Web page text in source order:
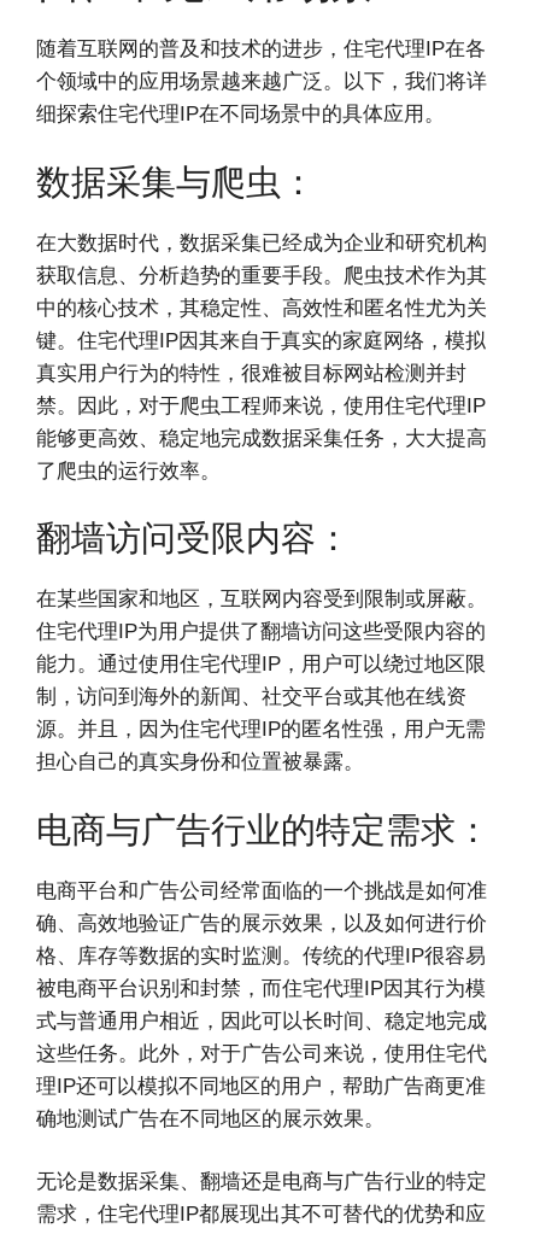
随着互联网的普及和技术的进步，住宅代理IP在各
个领域中的应用场景越来越广泛。以下，我们将详
细探索住宅代理IP在不同场景中的具体应用。
数据采集与爬虫：
在大数据时代，数据采集已经成为企业和研究机构
获取信息、分析趋势的重要手段。爬虫技术作为其
中的核心技术，其稳定性、高效性和匿名性尤为关
键。住宅代理IP因其来自于真实的家庭网络，模拟
真实用户行为的特性，很难被目标网站检测并封
禁。因此，对于爬虫工程师来说，使用住宅代理IP
能够更高效、稳定地完成数据采集任务，大大提高
了爬虫的运行效率。
翻墙访问受限内容：
在某些国家和地区，互联网内容受到限制或屏蔽。
住宅代理IP为用户提供了翻墙访问这些受限内容的
能力。通过使用住宅代理IP，用户可以绕过地区限
制，访问到海外的新闻、社交平台或其他在线资
源。并且，因为住宅代理IP的匿名性强，用户无需
担心自己的真实身份和位置被暴露。
电商与广告行业的特定需求：
电商平台和广告公司经常面临的一个挑战是如何准
确、高效地验证广告的展示效果，以及如何进行价
格、库存等数据的实时监测。传统的代理IP很容易
被电商平台识别和封禁，而住宅代理IP因其行为模
式与普通用户相近，因此可以长时间、稳定地完成
这些任务。此外，对于广告公司来说，使用住宅代
理IP还可以模拟不同地区的用户，帮助广告商更准
确地测试广告在不同地区的展示效果。
无论是数据采集、翻墙还是电商与广告行业的特定
需求，住宅代理IP都展现出其不可替代的优势和应